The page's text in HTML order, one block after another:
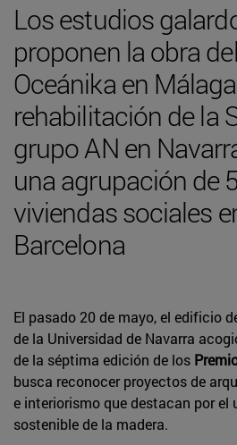
Los estudios
proponen la obra
Oceánika en
rehabilitación de la
grupo AN en
una agrupación de
viviendas sociales
Barcelona
El pasado 20 de mayo, el edificio
de la Universidad de Navarra
de la séptima edición de los
busca reconocer proyectos de
e interiorismo que destacan por el
sostenible de la madera.